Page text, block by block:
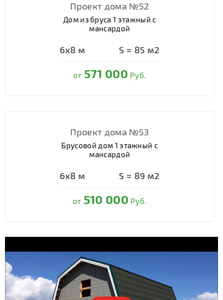
Проект дома №52
Дом из бруса 1 этажный с
мансардой
6х8 м S = 85 м2
от 571 000 Руб.
Проект дома №53
Брусовой дом 1 этажный с
мансардой
6х8 м S = 89 м2
от 510 000 Руб.